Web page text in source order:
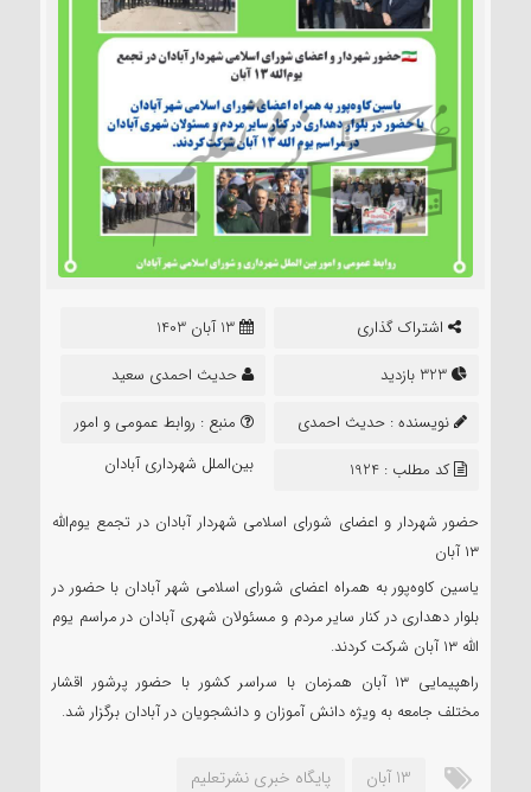
اشتراک گذاری
13 آبان 1403
حدیث احمدی سعید
نویسنده : حدیث احمدی
سعید
منبع : روابط عمومی و امور
بین‌الملل شهرداری آبادان
کد مطلب : 1924
حضور شهردار و اعضای شورای اسلامی شهردار آبادان در تجمع یوم‌الله
۱۳ آبان
یاسین کاوه‌پور به همراه اعضای شورای اسلامی شهر آبادان با حضور در
بلوار دهداری در کنار سایر مردم و مسئولان شهری آبادان در مراسم یوم
الله ۱۳ آبان شرکت کردند.
راهپیمایی ۱۳ آبان همزمان با سراسر کشور با حضور پرشور اقشار
مختلف جامعه به ویژه دانش آموزان و دانشجویان در آبادان برگزار شد.
13 آبان پایگاه خبری نشرتعلیم